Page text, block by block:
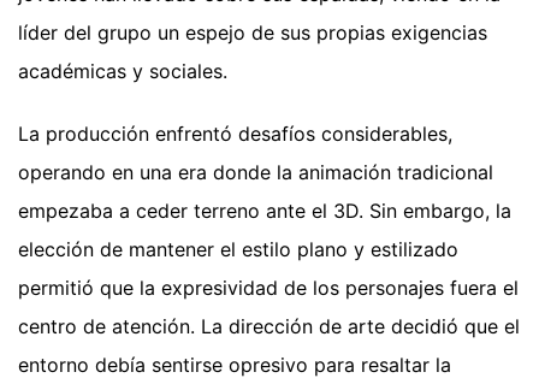
líder del grupo un espejo de sus propias exigencias
académicas y sociales.
La producción enfrentó desafíos considerables,
operando en una era donde la animación tradicional
empezaba a ceder terreno ante el 3D. Sin embargo, la
elección de mantener el estilo plano y estilizado
permitió que la expresividad de los personajes fuera el
centro de atención. La dirección de arte decidió que el
entorno debía sentirse opresivo para resaltar la